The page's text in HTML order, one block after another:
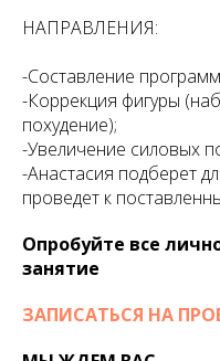
НАПРАВЛЕНИЯ:
-Составление
-Коррекция фигуры
похудение);
-Увеличение силовых
-Анастасия подберет
проведет к
Опробуйте все
занятие
ЗАПИСАТЬСЯ НА